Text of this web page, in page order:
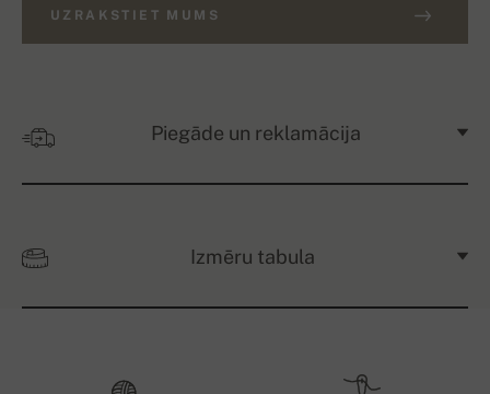
UZRAKSTIET MUMS
Piegāde un reklamācija
Izmēru tabula